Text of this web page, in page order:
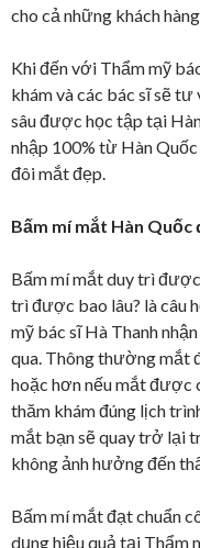
cho cả những khách
Khi đến với Thẩm mỹ
khám và các bác sĩ sẽ
sâu được học tập tại
nhập 100% từ Hàn
đôi mắt đẹp.
Bấm mí mắt Hàn Quốc
Bấm mí mắt duy trì
trì được bao lâu? là câu
mỹ bác sĩ Hà Thanh
qua. Thông thường mắt
hoặc hơn nếu mắt được
thăm khám đúng lịch
mắt bạn sẽ quay trở lại
không ảnh hưởng đến
Bấm mí mắt đạt chuẩn
dụng hiệu quả tại Thẩm